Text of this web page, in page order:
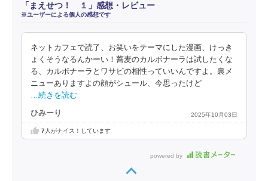
「まえせつ！ １」感想・レビュー
※ユーザーによる個人の感想です
ネットカフェで読了、お笑いをテーマにした漫画、けっき
ょくそうなるんかーい！蕎麦のカルボナーラは試したくな
る、カルボナーラとワサビの相性っていいんですよ。裏メ
ニューありますよの顔がシュール、今思ったけど
…続きを読む
ひみーり 2025年10月03日
7人がナイス！しています
powered by